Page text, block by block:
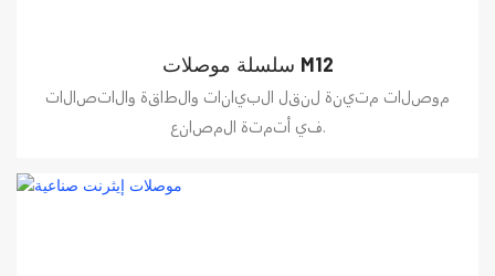
سلسلة موصلات M12
موصلات متينة لنقل البيانات والطاقة والاتصالات
في أتمتة المصانع.